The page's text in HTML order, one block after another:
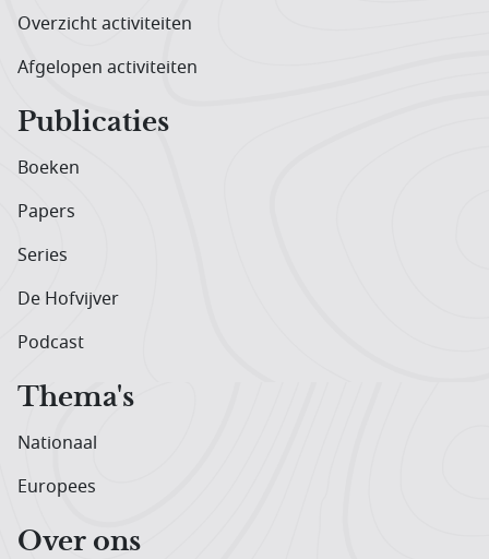
Overzicht activiteiten
Afgelopen activiteiten
Publicaties
Boeken
Papers
Series
De Hofvijver
Podcast
Thema's
Nationaal
Europees
Over ons